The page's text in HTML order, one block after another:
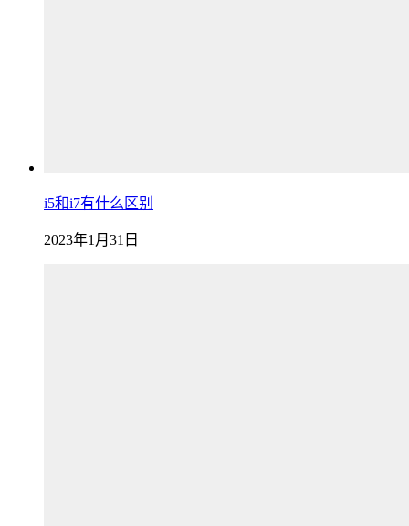
i5和i7有什么区别
2023年1月31日